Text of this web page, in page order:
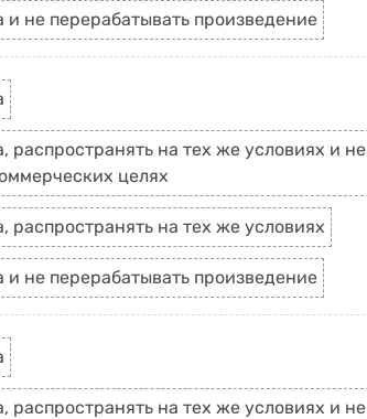
и не перерабатывать произведение
распространять на тех же условиях и не
целях
распространять на тех же условиях
и не перерабатывать произведение
распространять на тех же условиях и не